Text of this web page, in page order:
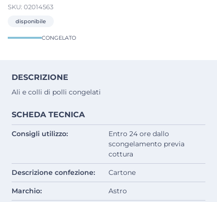
SKU: 02014563
disponibile
CONGELATO
DESCRIZIONE
Ali e colli di polli congelati
SCHEDA TECNICA
Consigli utilizzo:
Entro 24 ore dallo
scongelamento previa
cottura
Descrizione confezione: Cartone
Marchio: Astro